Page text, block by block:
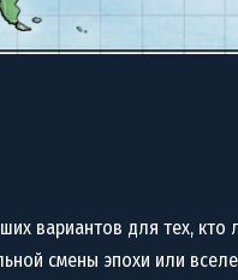
вариантов для тех,
смены эпохи или